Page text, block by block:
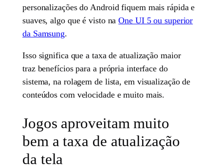
personalizações do Android fiquem mais rápida e
suaves, algo que é visto naOne UI 5 ou superior
da Samsung.
Isso significa que a taxa de atualização maior
traz benefícios para a própria interface do
sistema, na rolagem de lista, em visualização de
conteúdos com velocidade e muito mais.
Jogos aproveitam muito
bem a taxa de atualização
da tela